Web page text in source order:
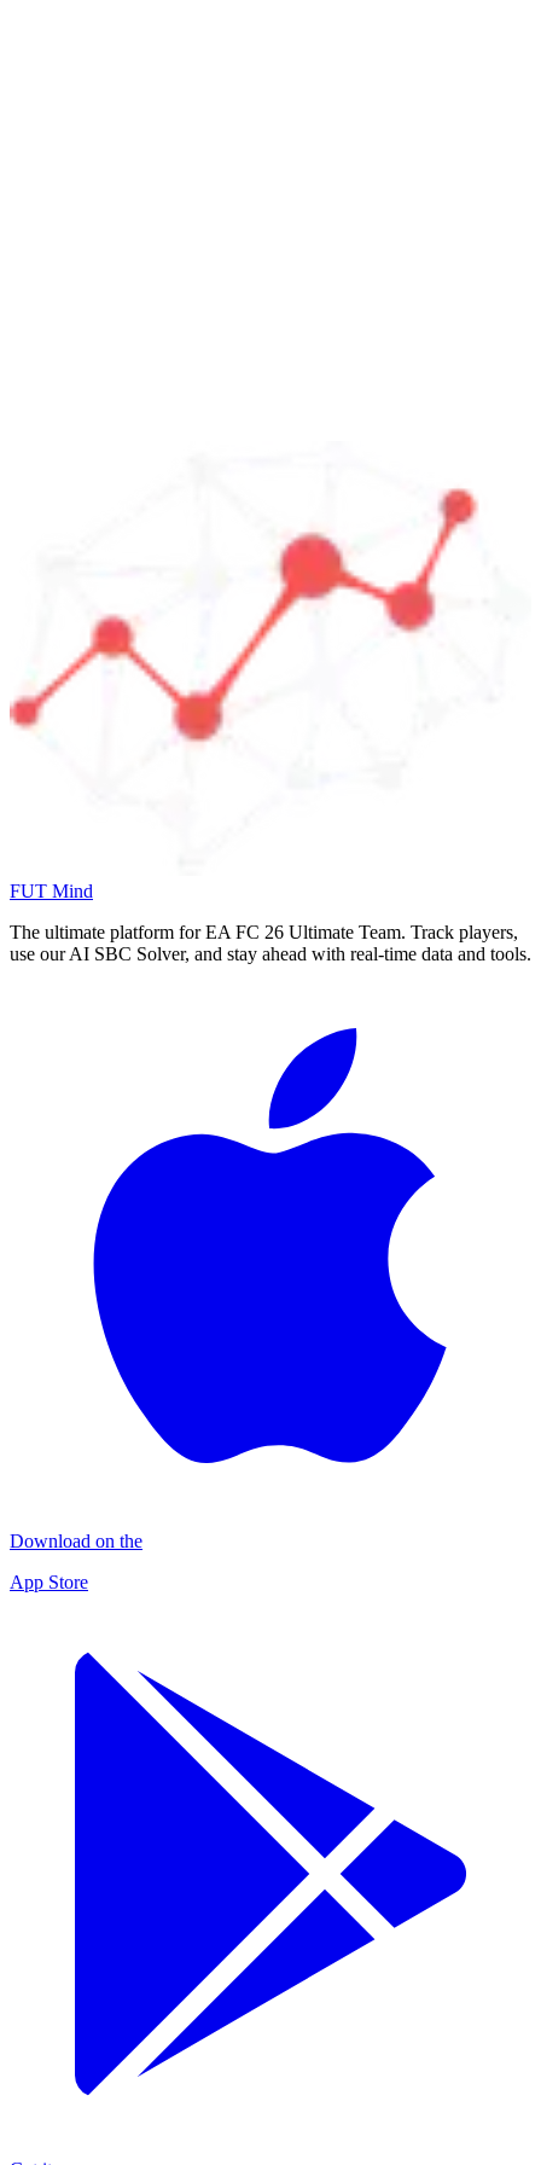
FUT Mind
The ultimate platform for EA FC 26 Ultimate Team. Track players,
use our AI SBC Solver, and stay ahead with real-time data and tools.
Download on the
App Store